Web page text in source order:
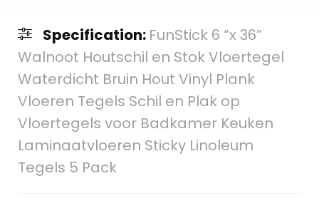
Specification: FunStick 6 “x 36”
Walnoot Houtschil en Stok Vloertegel
Waterdicht Bruin Hout Vinyl Plank
Vloeren Tegels Schil en Plak op
Vloertegels voor Badkamer Keuken
Laminaatvloeren Sticky Linoleum
Tegels 5 Pack